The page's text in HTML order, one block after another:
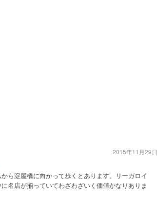
ら淀屋橋に向かって歩くとあります。リーガロイ
名店が揃っていてわざわざいく価値かなりありま
2015年11月29日